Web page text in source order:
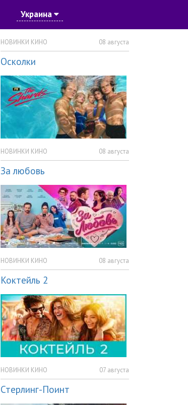
Украина
НОВИНКИ КИНО 08 августа
Осколки
НОВИНКИ КИНО 08 августа
За любовь
НОВИНКИ КИНО 08 августа
Коктейль 2
НОВИНКИ КИНО 07 августа
Стерлинг-Поинт